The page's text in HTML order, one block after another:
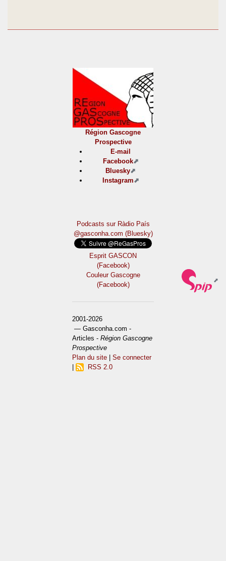
Région Gascogne
Prospective
E-mail
Facebook
Bluesky
Instagram
Podcasts sur Ràdio País
@gasconha.com (Bluesky)
Esprit GASCON
(Facebook)
Couleur Gascogne
(Facebook)
2001-2026
— Gasconha.com -
Articles -Région Gascogne
Prospective
Plan du site |Se connecter
RSS 2.0